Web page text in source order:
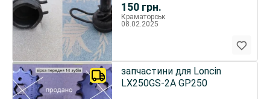
150 грн.
Краматорськ
08.02.2025
запчастини для Loncin
LX250GS-2A GP250